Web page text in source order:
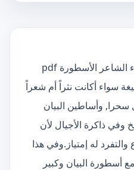
تحميل كتاب إمبراطور الشعراء الشاعر الأسطورة pdf
سواء أكانت نثراً أم شعراً
وأساطين البيان
وفي ذاكرة الأجيال لأن
والتفرد له إمتياز.وفي هذا
أسطورة البيان وكبير